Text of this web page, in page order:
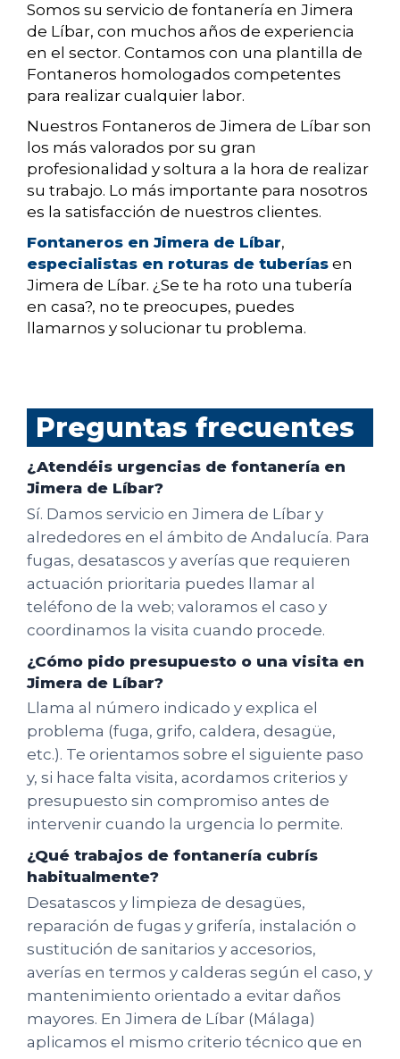
Somos su servicio de fontanería en Jimera
de Líbar, con muchos años de experiencia
en el sector. Contamos con una plantilla de
Fontaneros homologados competentes
para realizar cualquier labor.
Nuestros Fontaneros de Jimera de Líbar son
los más valorados por su gran
profesionalidad y soltura a la hora de realizar
su trabajo. Lo más importante para nosotros
es la satisfacción de nuestros clientes.
Fontaneros en Jimera de Líbar,
especialistas en roturas de tuberías en
Jimera de Líbar. ¿Se te ha roto una tubería
en casa?, no te preocupes, puedes
llamarnos y solucionar tu problema.
Preguntas frecuentes
¿Atendéis urgencias de fontanería en
Jimera de Líbar?
Sí. Damos servicio en Jimera de Líbar y
alrededores en el ámbito de Andalucía. Para
fugas, desatascos y averías que requieren
actuación prioritaria puedes llamar al
teléfono de la web; valoramos el caso y
coordinamos la visita cuando procede.
¿Cómo pido presupuesto o una visita en
Jimera de Líbar?
Llama al número indicado y explica el
problema (fuga, grifo, caldera, desagüe,
etc.). Te orientamos sobre el siguiente paso
y, si hace falta visita, acordamos criterios y
presupuesto sin compromiso antes de
intervenir cuando la urgencia lo permite.
¿Qué trabajos de fontanería cubrís
habitualmente?
Desatascos y limpieza de desagües,
reparación de fugas y grifería, instalación o
sustitución de sanitarios y accesorios,
averías en termos y calderas según el caso, y
mantenimiento orientado a evitar daños
mayores. En Jimera de Líbar (Málaga)
aplicamos el mismo criterio técnico que en